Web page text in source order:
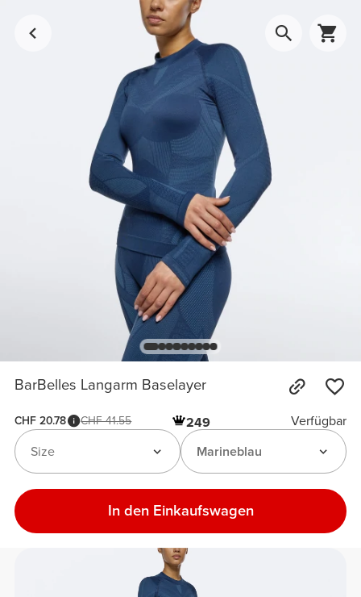
BarBelles Langarm Baselayer
CHF 20.78 CHF 41.55 249
Verfügbar
Marineblau
Size
In den Einkaufswagen